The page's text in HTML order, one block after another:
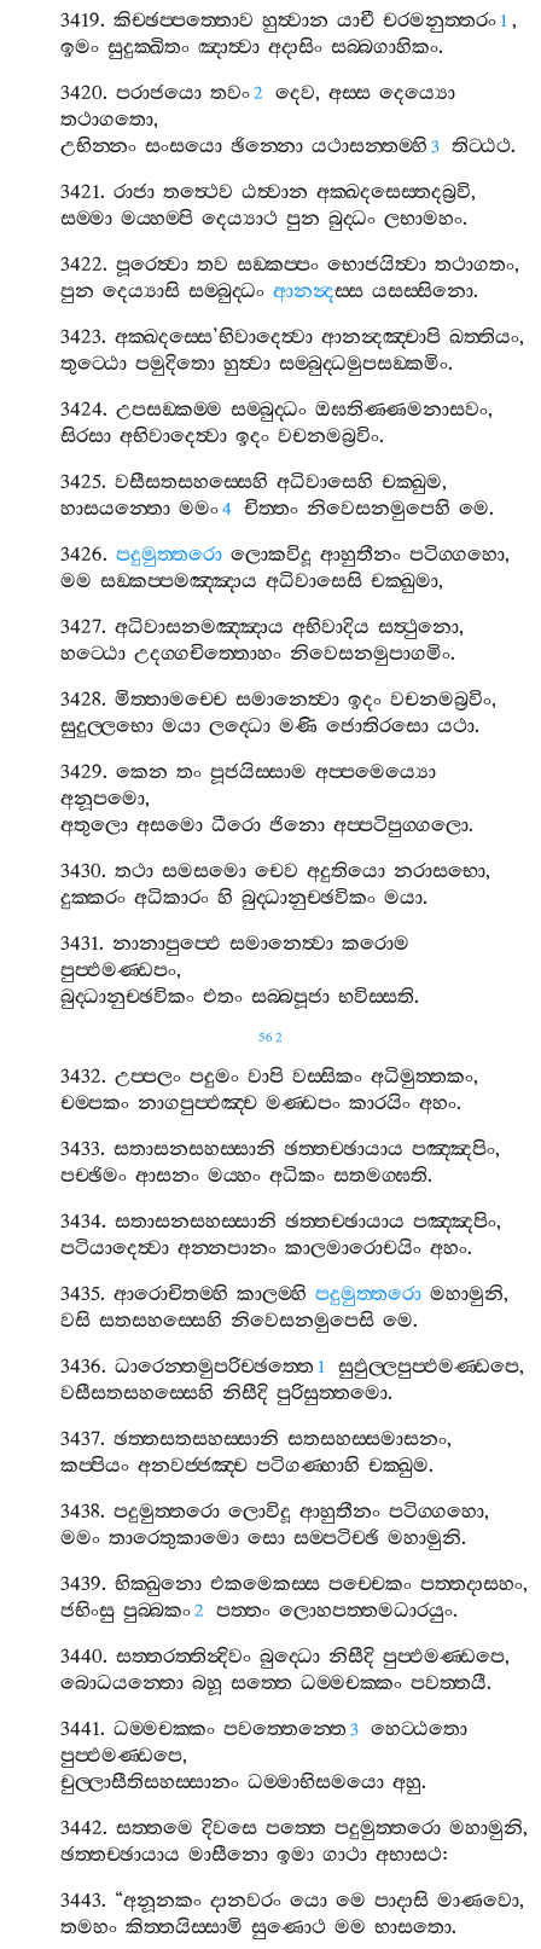
3419.කිච‍්ඡප‍්පත‍්තොව හුත්‍වාන යාචී චරමනුත‍්තරං 1 ,
ඉමං සුදුක‍්ඛිතං ඤාත්‍වා අදාසිං සබ‍්බගාහිකං.
3420.පරාජයො තවං2 දෙව,අස‍්ස දෙය්‍යො
තථාගතො,
උභින‍්නං සංසයො ඡින‍්නො යථාසන‍්තම‍්හි 3 තිට‍්ඨථ.
3421.රාජා තත්‍ථෙව ඨත්‍වාන අක‍්ඛදසෙස‍්තදබ්‍රවි,
සම‍්මා මය‍්හම‍්පි දෙය්‍යාථ පුන බුද‍්ධං ලභාමහං.
3422.පූරෙත්‍වා තව සඞ‍්කප‍්පං භොජයිත්‍වා තථාගතං,
පුන දෙය්‍යාසි සම‍්බුද‍්ධං ආනන්‍දස‍්ස යසස‍්සිනො.
3423.අක‍්ඛදස‍්සෙ’භිවාදෙත්‍වා ආනන්‍දඤ‍්චාපි ඛත‍්තියං,
තුට‍්ඨො පමුදිතො හුත්‍වා සම‍්බුද‍්ධමුපසඞ‍්කමිං.
3424.උපසඞ‍්කම‍්ම සම‍්බුද‍්ධං ඔඝතිණ‍්ණමනාසවං,
සිරසා අභිවාදෙත්‍වා ඉදං වචනමබ්‍රවිං.
3425.වසීසතසහස‍්සෙහි අධිවාසෙහි චක‍්ඛුම,
හාසයන‍්තො මමං4 චිත‍්තං නිවෙසනමුපෙහි මෙ.
3426.පදුමුත‍්තරො ලොකවිදූ ආහුතීනං පටිග‍්ගහො,
මම සඞ‍්කප‍්පමඤ‍්ඤාය අධිවාසෙසි චක‍්ඛුමා,
3427.අධිවාසනමඤ‍්ඤාය අභිවාදිය සත්‍ථුනො,
හට‍්ඨො උදග‍්ගචිත‍්තොහං නිවෙසනමුපාගමිං.
3428.මිත‍්තාමච‍්චෙ සමානෙත්‍වා ඉදං වචනමබ්‍රවිං,
සුදුල‍්ලභො මයා ලද‍්ධො මණි ජොතිරසො යථා.
3429.කෙන තං පූජයිස‍්සාම අප‍්පමෙය්‍යො
අනූපමො,
අතුලො අසමො ධීරො ජිනො අප‍්පටිපුග‍්ගලො.
3430.තථා සමසමො චෙව අදුතියො නරාසභො,
දුක‍්කරං අධිකාරං හි බුද‍්ධානුච‍්ඡවිකං මයා.
3431.නානාපුප‍්ඵෙ සමානෙත්‍වා කරොම
පුප‍්ඵමණ‍්ඩපං,
බුද‍්ධානුච‍්ඡවිකං එතං සබ‍්බපූජා භවිස‍්සති.
562
3432.උප‍්පලං පදුමං වාපි වස‍්සිකං අධිමුත‍්තකං,
චම‍්පකං නාගපුප‍්ඵඤ‍්ච මණ‍්ඩපං කාරයිං අහං.
3433.සතාසනසහස‍්සානි ඡත‍්තච‍්ඡායාය පඤ‍්ඤපිං,
පච‍්ඡිමං ආසනං මය‍්හං අධිකං සතමග‍්ඝති.
3434.සතාසනසහස‍්සානි ඡත‍්තච‍්ඡායාය පඤ‍්ඤපිං,
පටියාදෙත්‍වා අන‍්නපානං කාලමාරොචයිං අහං.
3435.ආරොචිතම‍්හි කාලම‍්හි පදුමුත‍්තරො මහාමුනි,
වසි සතසහස‍්සෙහි නිවෙසනමුපෙසි මෙ.
3436.ධාරෙන‍්තමුපරිච‍්ඡත‍්තෙ 1 සුඵුල‍්ලපුප‍්ඵමණ‍්ඩපෙ,
වසීසතසහස‍්සෙහි නිසීදි පුරිසුත‍්තමො.
3437.ඡත‍්තසතසහස‍්සානි සතසහස‍්සමාසනං,
කප‍්පියං අනවජ‍්ජඤ‍්ච පටිගණ‍්හාහි චක‍්ඛුම.
3438.පදුමුත‍්තරො ලොවිදූ ආහුතීනං පටිග‍්ගහො,
මමං තාරෙතුකාමො සො සම‍්පටිච‍්ඡි මහාමුනි.
3439.භික‍්ඛුනො එකමෙකස‍්ස පච‍්චෙකං පත‍්තදාසහං,
ජභිංසු පුබ‍්බකං2 පත‍්තං ලොහපත‍්තමධාරයුං.
3440.සත‍්තරත‍්තින්‍දිවං බුද‍්ධො නිසීදි පුප‍්ඵමණ‍්ඩපෙ,
බොධයන‍්තො බහූ සත‍්තෙ ධම‍්මචක‍්කං පවත‍්තයී.
3441.ධම‍්මචක‍්කං පවත‍්තෙන‍්තෙ 3
හෙට‍්ඨතො
පුප‍්ඵමණ‍්ඩපෙ,
චුල‍්ලාසීතිසහස‍්සානං ධම‍්මාභිසමයො අහු.
3442.සත‍්තමෙ දිවසෙ පත‍්තෙ පදුමුත‍්තරො මහාමුනි,
ඡත‍්තච‍්ඡායාය මාසීනො ඉමා ගාථා අභාසථ:
3443. “අනූනකං දානවරං යො මෙ පාදාසි මාණවො,
තමහං කිත‍්තයිස‍්සාමි සුණොථ මම භාසතො.